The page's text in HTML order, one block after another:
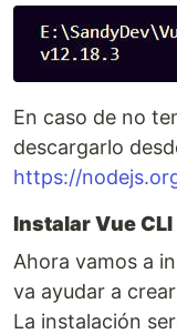
En caso de no
descargarlo
https://
Instalar Vue CLI
Ahora vamos a
va ayudar a
La instalación